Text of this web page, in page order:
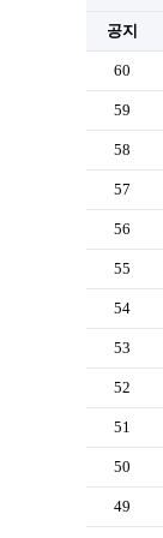
공지
60
59
58
57
56
55
54
53
52
51
50
49